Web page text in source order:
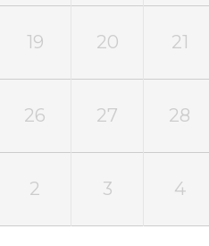
19 20 21
26 27 28
2 3 4